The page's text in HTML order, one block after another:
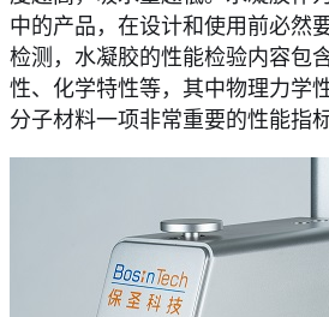
中的产品，在设计和使用前必然
检测，水凝胶的性能检验内容包
性、化学特性等，其中物理力学
分子材料一项非常重要的性能指标